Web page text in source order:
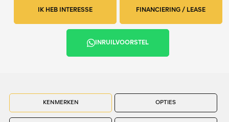
IK HEB INTERESSE FINANCIERING / LEASE
INRUILVOORSTEL
KENMERKEN OPTIES